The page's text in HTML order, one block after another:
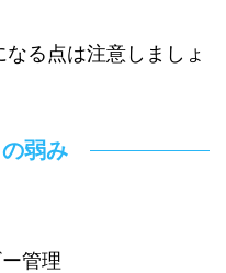
る点は注意しましょ
弱み
管理